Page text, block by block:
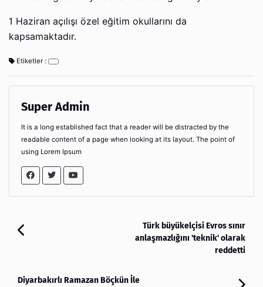
1 Haziran açılışı özel eğitim okullarını da
kapsamaktadır.
Etiketler :
Super Admin
It is a long established fact that a reader will be distracted by the
readable content of a page when looking at its layout. The point of
using Lorem Ipsum
Türk büyükelçisi Evros sınır
anlaşmazlığını 'teknik' olarak
reddetti
Diyarbakırlı Ramazan Böçkün İle